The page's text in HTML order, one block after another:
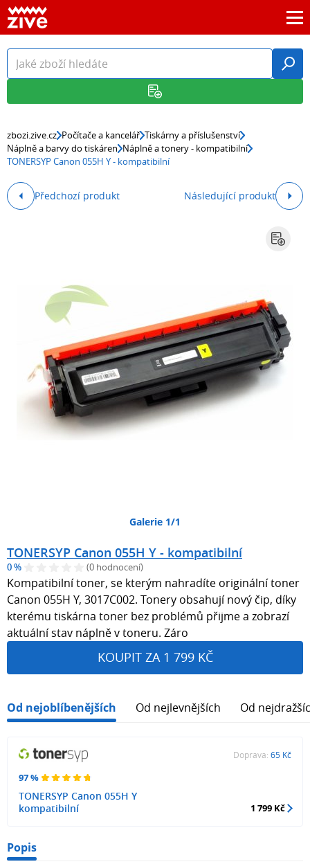
zbozi.zive.cz Počítače a kancelář Tiskárny a příslušenství
Náplně a barvy do tiskáren Náplně a tonery - kompatibilní
TONERSYP Canon 055H Y - kompatibilní
Předchozí produkt Následující produkt
Galerie 1/1
TONERSYP Canon 055H Y - kompatibilní
0 % (0 hodnocení)
Kompatibilní toner, se kterým nahradíte originální toner
Canon 055H Y, 3017C002. Tonery obsahují nový čip, díky
kterému tiskárna toner bez problémů přijme a zobrazí
aktuální stav náplně v toneru. Záro
KOUPIT ZA 1 799 KČ
Od nejoblíbenějších Od nejlevnějších Od
97 %
TONERSYP Canon 055H Y
kompatibilní
Doprava: 65 Kč
1 799 Kč
Popis